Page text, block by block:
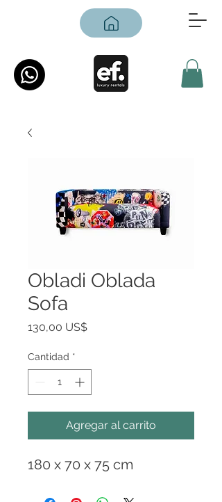
Obladi Oblada
Sofa
130,00 US$Precio
Cantidad *
Agregar al carrito
180 x 70 x 75 cm